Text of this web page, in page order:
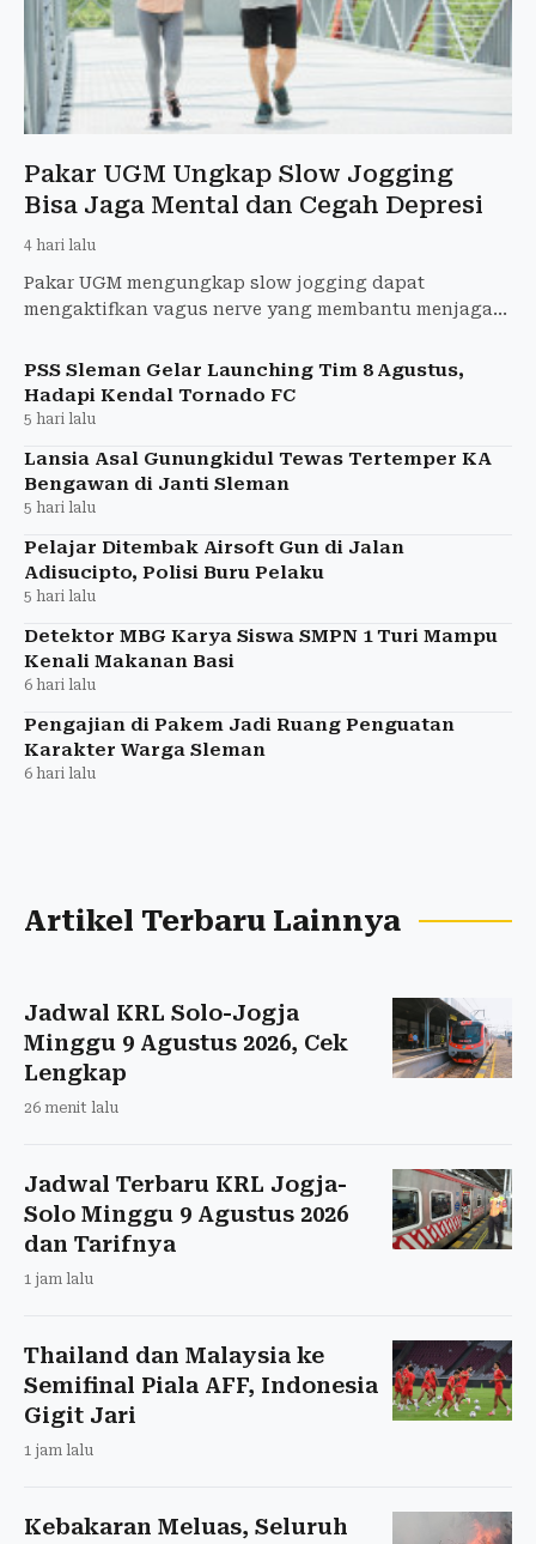
Pakar UGM Ungkap Slow Jogging
Bisa Jaga Mental dan Cegah Depresi
4 hari lalu
Pakar UGM mengungkap slow jogging dapat
mengaktifkan vagus nerve yang membantu menjaga
menyehatkan tubuh.
PSS Sleman Gelar Launching Tim 8 Agustus,
Hadapi Kendal Tornado FC
5 hari lalu
Lansia Asal Gunungkidul Tewas Tertemper KA
Bengawan di Janti Sleman
5 hari lalu
Pelajar Ditembak Airsoft Gun di Jalan
Adisucipto, Polisi Buru Pelaku
5 hari lalu
Detektor MBG Karya Siswa SMPN 1 Turi Mampu
Kenali Makanan Basi
6 hari lalu
Pengajian di Pakem Jadi Ruang Penguatan
Karakter Warga Sleman
6 hari lalu
Artikel Terbaru Lainnya
Jadwal KRL Solo-Jogja
Minggu 9 Agustus 2026, Cek
Lengkap
26 menit lalu
Jadwal Terbaru KRL Jogja-
Solo Minggu 9 Agustus 2026
dan Tarifnya
1 jam lalu
Thailand dan Malaysia ke
Semifinal Piala AFF, Indonesia
Gigit Jari
1 jam lalu
Kebakaran Meluas, Seluruh